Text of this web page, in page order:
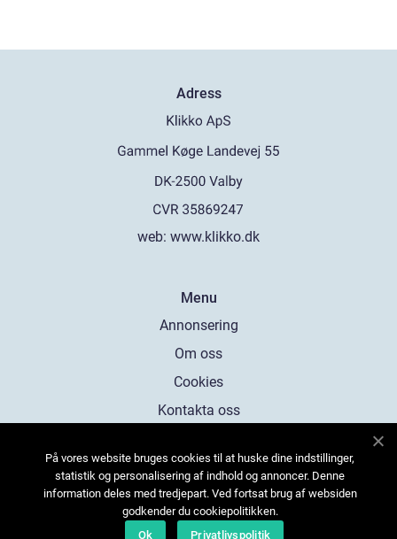
Adress
web: www.klikko.dk
Menu
Annonsering
Om oss
Cookies
Kontakta oss
På vores website bruges cookies til at huske dine indstillinger,
statistik og personalisering af indhold og annoncer. Denne
information deles med tredjepart. Ved fortsat brug af websiden
godkender du cookiepolitikken.
Ok
Privatlivspolitik